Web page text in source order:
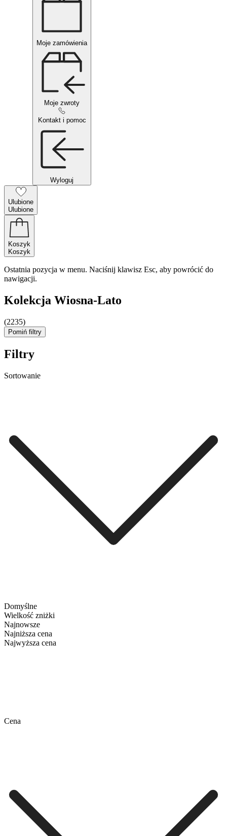
Moje zamówienia
Moje zwroty
Kontakt i pomoc
Wyloguj
Ulubione
Ulubione
Koszyk
Koszyk
Ostatnia pozycja w menu. Naciśnij klawisz Esc, aby powrócić do
nawigacji.
Kolekcja Wiosna-Lato
(2235)
Pomiń filtry
Filtry
Sortowanie
Domyślne
Wielkość zniżki
Najnowsze
Najniższa cena
Najwyższa cena
Cena